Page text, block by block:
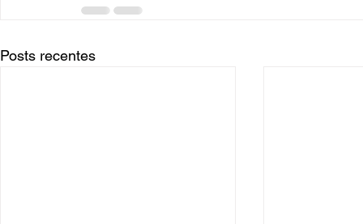
Posts recentes